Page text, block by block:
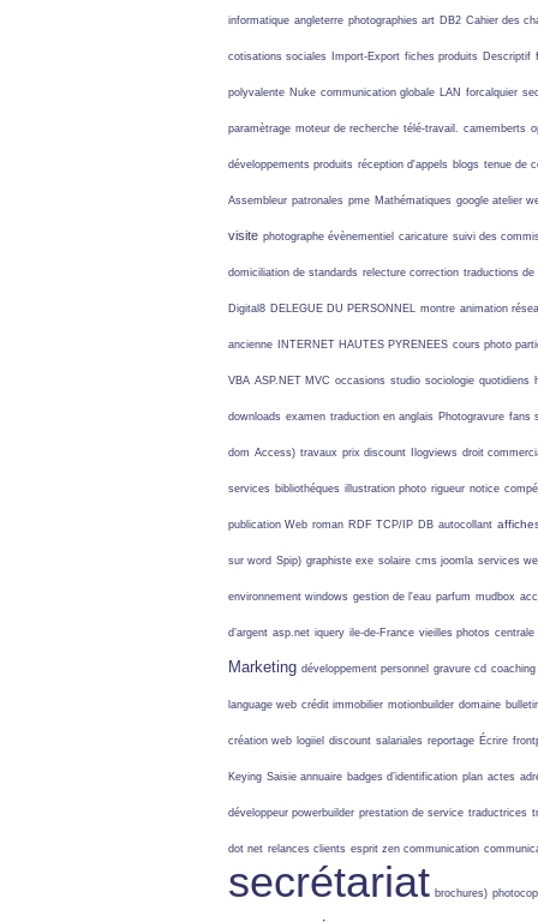
informatique angleterre photographies art DB2 Cahier des
cotisations sociales Import-Export fiches produits Descriptif
polyvalente Nuke communication globale LAN forcalquier
paramètrage moteur de recherche télé-travail. camemberts
développements produits réception d'appels blogs tenue de
Assembleur patronales pme Mathématiques google atelier
visite photographe évènementiel caricature suivi des
domiciliation de standards relecture correction traductions
Digital8 DELEGUE DU PERSONNEL montre animation
ancienne INTERNET HAUTES PYRENEES cours photo
VBA ASP.NET MVC occasions studio sociologie quotidiens
downloads examen traduction en anglais Photogravure fans
dom Access) travaux prix discount Ilogviews droit
services bibliothéques illustration photo rigueur notice
publication Web roman RDF TCP/IP DB autocollant
sur word Spip) graphiste exe solaire cms joomla services
environnement windows gestion de l'eau parfum mudbox
d’argent asp.net iquery ile-de-France vieilles photos centrale
Marketing développement personnel gravure cd coaching
language web crédit immobilier motionbuilder domaine
création web logiiel discount salariales reportage Écrire
Keying Saisie annuaire badges d’identification plan actes
développeur powerbuilder prestation de service traductrices
dot net relances clients esprit zen communication
secrétariat brochures)